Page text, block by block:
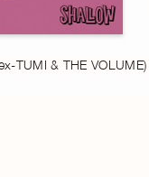
TUMI & THE VOLUME)